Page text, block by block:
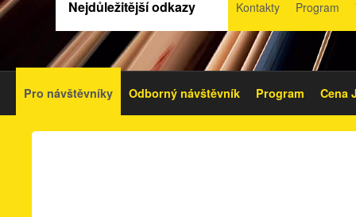
Nejdůležitější odkazy Kontakty Program
Pro návštěvníky Odborný návštěvník Program Cena